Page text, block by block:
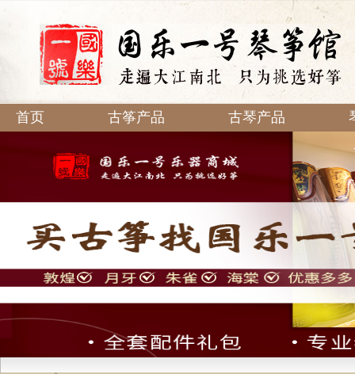
首页 古筝产品 古琴产品